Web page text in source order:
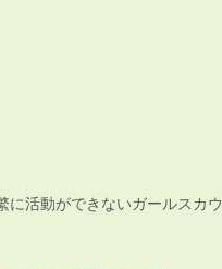
に活動ができないガールスカウ